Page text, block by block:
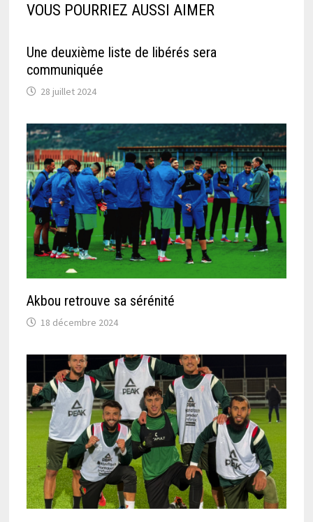
VOUS POURRIEZ AUSSI AIMER
Une deuxième liste de libérés sera
communiquée
28 juillet 2024
Akbou retrouve sa sérénité
18 décembre 2024